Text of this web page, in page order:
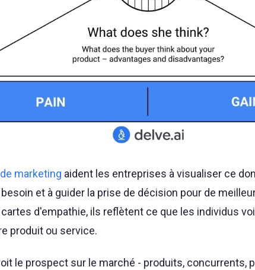
marketing aident les entreprises à visualiser ce
et à guider la prise de décision pour de
d'empathie, ils reflètent ce que les individus
produit ou service.
le prospect sur le marché - produits, concurrents,